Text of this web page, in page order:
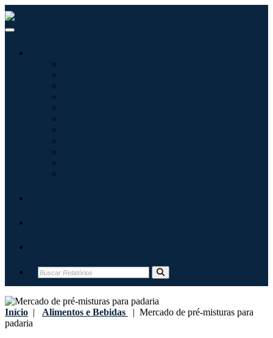
Início | Alimentos e Bebidas | Mercado de pré-misturas para
padaria